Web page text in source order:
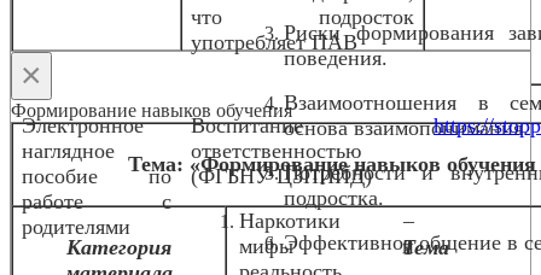
Риски формирования
поведения.
Взаимоотношения в
основа взаимопонимания.
Потребности и
подростка.
Эффективное общение в
что подросток
употребляет ПАВ
Электронное
наглядное
пособие по
работе с
родителями
Воспитание
ответственностью
(ФГБНУ ЦЗПИИД)
Наркотики –
мифы и
https://
×
Формирование навыков обучения
Тема: «Формирование навыков
Категория
Тема